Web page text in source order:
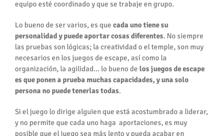
equipo esté coordinado y que se trabaje en grupo.
Lo bueno de ser varios, es que cada uno tiene su
personalidad y puede aportar cosas diferentes. No siempre
las pruebas son lógicas; la creatividad o el temple, son muy
necesarios en los juegos de escape, así como la
organización, la agilidad… lo bueno de los juegos de escape
es que ponen a prueba muchas capacidades, y una solo
persona no puede tenerlas todas.
Si el juego lo dirige alguien que está acostumbrado a liderar,
y no permite que cada uno haga aportaciones, es muy
posible que el juego sea más lento y pueda acabar en